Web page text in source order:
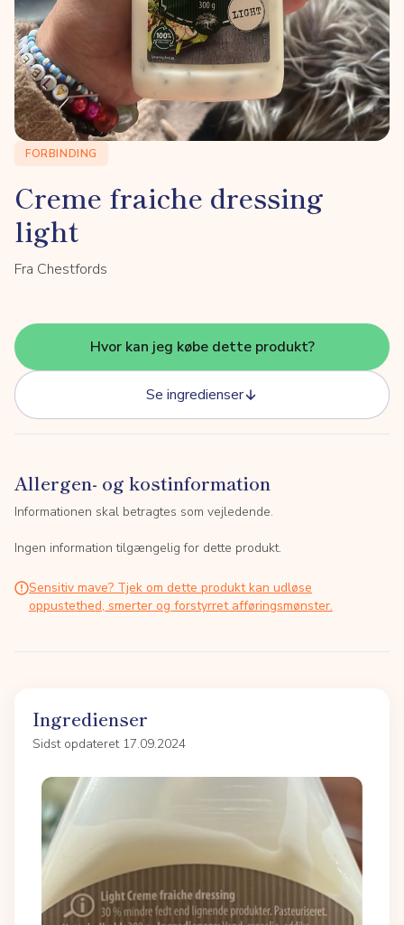
FORBINDING
Creme fraiche dressing
light
Fra Chestfords
Hvor kan jeg købe dette produkt?
Se ingredienser
Allergen- og kostinformation
Informationen skal betragtes som vejledende.
Ingen information tilgængelig for dette produkt.
Sensitiv mave? Tjek om dette produkt kan udløse
oppustethed, smerter og forstyrret afføringsmønster.
Ingredienser
Sidst opdateret 17.09.2024